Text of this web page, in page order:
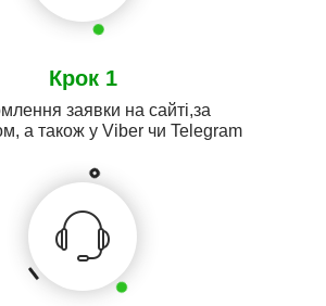
Крок 1
заявки на сайті,за
а також у Viber чи Telegram